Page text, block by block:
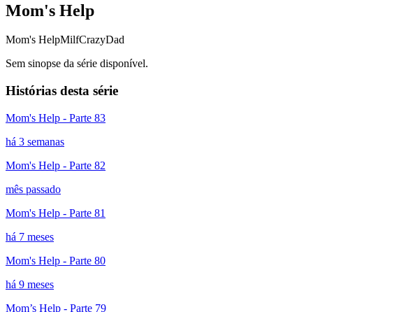
Mom's Help
Mom's HelpMilfCrazyDad
Sem sinopse da série disponível.
Histórias desta série
Mom's Help - Parte 83
há 3 semanas
Mom's Help - Parte 82
mês passado
Mom's Help - Parte 81
há 7 meses
Mom's Help - Parte 80
há 9 meses
Mom’s Help - Parte 79